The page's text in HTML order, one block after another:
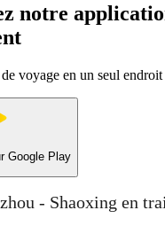
notre
voyage en un seul endroit
Google Play
- Shaoxing en